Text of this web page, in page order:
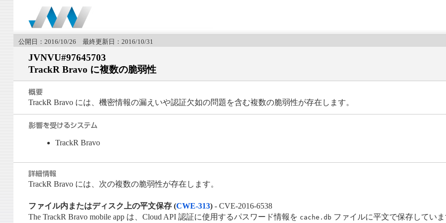
公開日：2016/10/26 最終更新日：2016/10/31
JVNVU#97645703
TrackR Bravo に複数の脆弱性
TrackR Bravo には、機密情報の漏えいや認証欠如の問題を含む複数の脆弱性が存在します。
TrackR Bravo
TrackR Bravo には、次の複数の脆弱性が存在します。
ファイル内またはディスク上の平文保存 (CWE-313)- CVE-2016-6538
The TrackR Bravo mobile app は、Cloud API 認証に使用するパスワード情報を cache.db ファイルに平文で保存してい